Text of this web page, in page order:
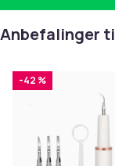
Anbefalinger
-42 %